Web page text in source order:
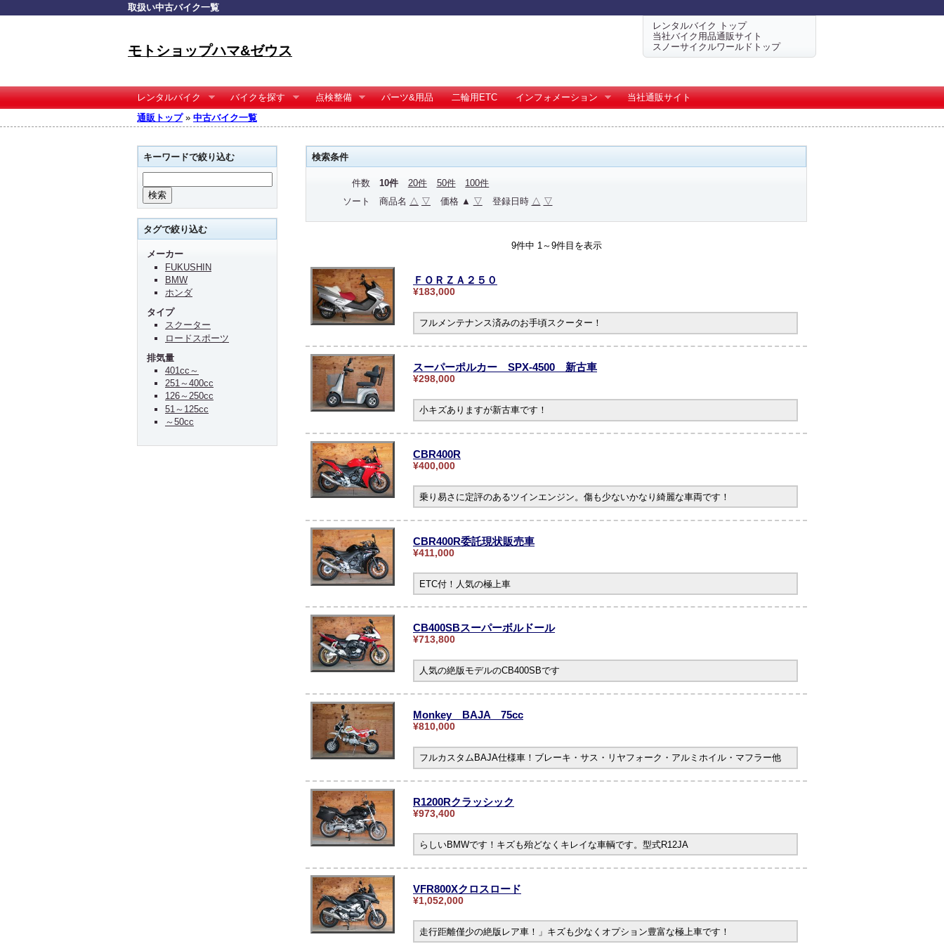
取扱い中古バイク一覧
モトショップハマ&ゼウス
レンタルバイク トップ
当社バイク用品通販サイト
スノーサイクルワールドトップ
レンタルバイク バイクを探す 点検整備 パーツ&用品 二輪用ETC インフォメーション
当社通販サイト
通販トップ» 中古バイク一覧
検索条件
件数 10件 20件 50件
100件
ソート
商品名 △ ▽ 価格 ▲ ▽ 登録日時 △ ▽
9件中 1～9件目を表示
ＦＯＲＺＡ２５０
¥183,000
フルメンテナンス済みのお手頃スクーター！
スーパーポルカー SPX-4500 新古車
¥298,000
小キズありますが新古車です！
CBR400R
¥400,000
乗り易さに定評のあるツインエンジン。傷も少ないかなり綺麗な車両です！
CBR400R委託現状販売車
¥411,000
ETC付！人気の極上車
CB400SBスーパーボルドール
¥713,800
人気の絶版モデルのCB400SBです
Monkey BAJA 75cc
¥810,000
フルカスタムBAJA仕様車！ブレーキ・サス・リヤフォーク・アルミホイル・マフラー他
R1200Rクラッシック
¥973,400
らしいBMWです！キズも殆どなくキレイな車輌です。型式R12JA
VFR800Xクロスロード
¥1,052,000
走行距離僅少の絶版レア車！」キズも少なくオプション豊富な極上車です！
キーワードで絞り込む
タグで絞り込む
メーカー
FUKUSHIN
BMW
ホンダ
タイプ
スクーター
ロードスポーツ
排気量
401cc～
251～400cc
126～250cc
51～125cc
～50cc